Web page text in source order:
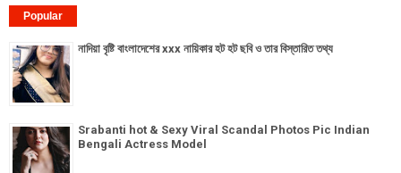
Popular
নাদিয়া বৃষ্টি বাংলাদেশের xxx নায়িকার হট হট ছবি ও তার বিস্তারিত তথ্য
Srabanti hot & Sexy Viral Scandal Photos Pic Indian
Bengali Actress Model